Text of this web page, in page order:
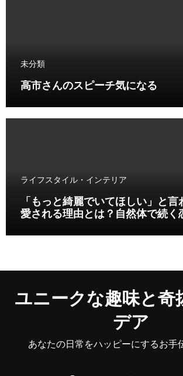
未分類
高市さんのスピーチ気になる
ライフスタイル・インテリア
「もっと綺麗でいてほしい」と言
愛される理由とは？自然体で続く
ユニークな趣味と奇
デア
あなたの日常をハッピーにするお手